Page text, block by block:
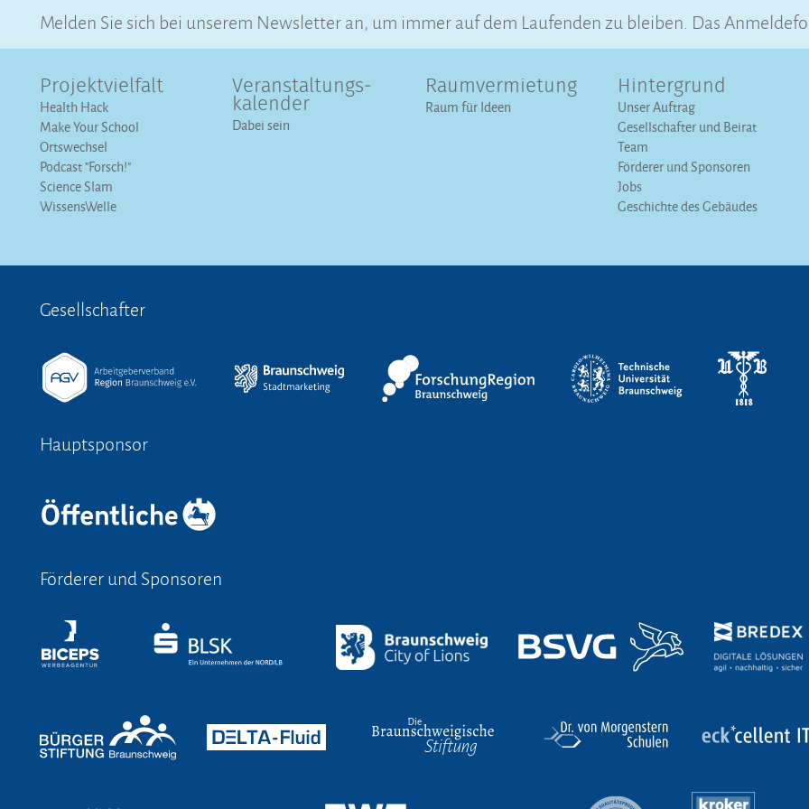
Melden Sie sich bei unserem Newsletter an, um immer auf dem Laufenden zu bleiben. Das
Projektvielfalt
Health Hack
Make Your School
Ortswechsel
Podcast "Forsch!"
Science Slam
WissensWelle
Veranstaltungs­
kalender
Dabei sein
Raumvermietung
Raum für Ideen
Hintergrund
Unser Auftrag
Gesellschafter und Beirat
Team
Förderer und Sponsoren
Jobs
Geschichte des Gebäudes
Gesellschafter
Hauptsponsor
Förderer und Sponsoren